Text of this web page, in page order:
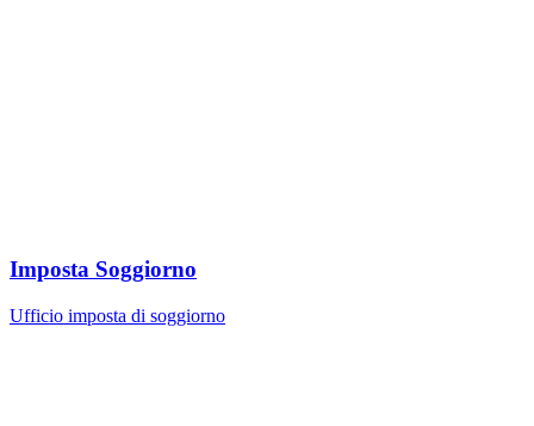
Imposta Soggiorno
Ufficio imposta di soggiorno